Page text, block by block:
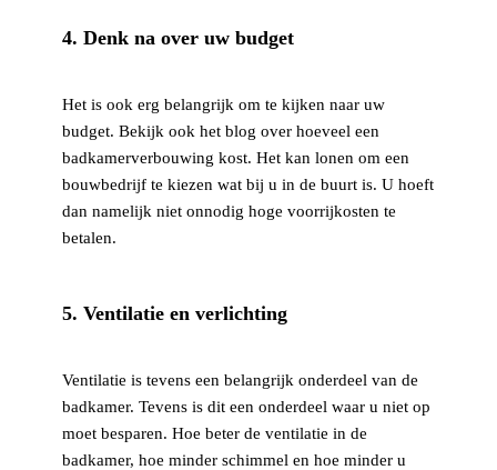
4. Denk na over uw budget
Het is ook erg belangrijk om te kijken naar uw
budget. Bekijk ook het blog over hoeveel een
badkamerverbouwing kost. Het kan lonen om een
bouwbedrijf te kiezen wat bij u in de buurt is. U hoeft
dan namelijk niet onnodig hoge voorrijkosten te
betalen.
5. Ventilatie en verlichting
Ventilatie is tevens een belangrijk onderdeel van de
badkamer. Tevens is dit een onderdeel waar u niet op
moet besparen. Hoe beter de ventilatie in de
badkamer, hoe minder schimmel en hoe minder u